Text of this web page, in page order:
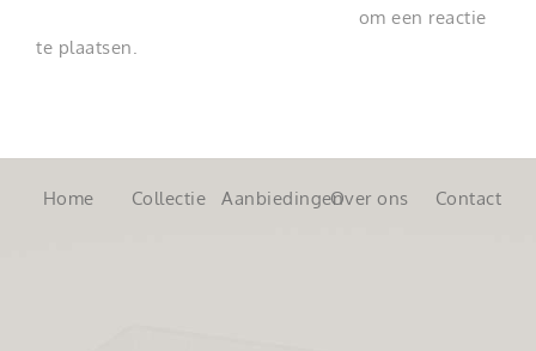
om een reactie
te plaatsen.
Home Collectie AanbiedingenOver ons Contact